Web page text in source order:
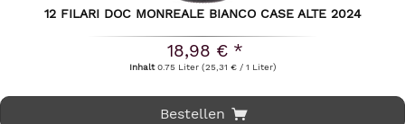
12 FILARI DOC MONREALE BIANCO CASE ALTE 2024
18,98 € *
Inhalt0.75 Liter (25,31 € / 1 Liter)
Bestellen